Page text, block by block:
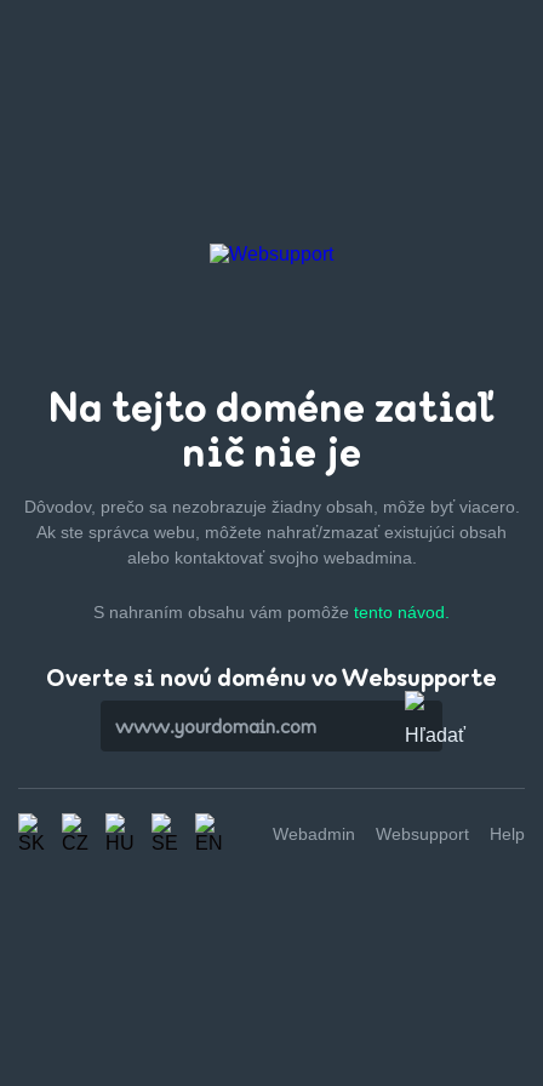
Na tejto doméne zatiaľ
nič nie je
Dôvodov, prečo sa nezobrazuje žiadny obsah, môže byťviacero.
Ak ste správca webu, môžete nahrať/zmazaťexistujúci obsah
alebo kontaktovať svojho webadmina.
S nahraním obsahu vám pomôže tento návod.
Overte si novú doménu vo Websupporte
Webadmin Websupport Help